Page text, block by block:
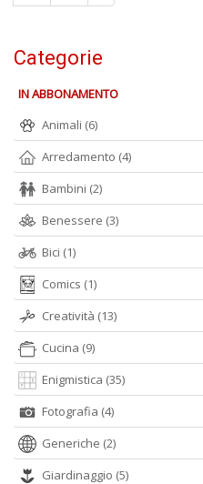
Categorie
IN ABBONAMENTO
Animali (6)
Arredamento (4)
Bambini (2)
Benessere (3)
Bici (1)
Comics (1)
Creatività (13)
Cucina (9)
Enigmistica (35)
Fotografia (4)
Generiche (2)
Giardinaggio (5)